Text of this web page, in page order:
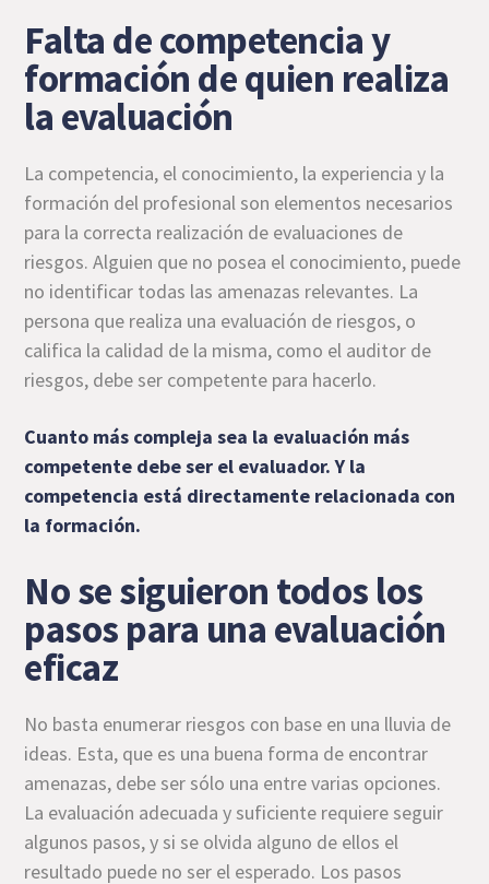
Falta de competencia y
formación de quien realiza
la evaluación
La competencia, el conocimiento, la experiencia y la
formación del profesional son elementos necesarios
para la correcta realización de evaluaciones de
riesgos. Alguien que no posea el conocimiento, puede
no identificar todas las amenazas relevantes. La
persona que realiza una evaluación de riesgos, o
califica la calidad de la misma, como el auditor de
riesgos, debe ser competente para hacerlo.
Cuanto más compleja sea la evaluación más
competente debe ser el evaluador. Y la
competencia está directamente relacionada con
la formación.
No se siguieron todos los
pasos para una evaluación
eficaz
No basta enumerar riesgos con base en una lluvia de
ideas. Esta, que es una buena forma de encontrar
amenazas, debe ser sólo una entre varias opciones.
La evaluación adecuada y suficiente requiere seguir
algunos pasos, y si se olvida alguno de ellos el
resultado puede no ser el esperado. Los pasos